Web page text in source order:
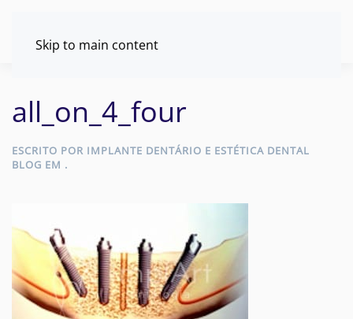
Skip to main content
all_on_4_four
ESCRITO POR IMPLANTE DENTÁRIO E ESTÉTICA DENTAL
BLOG EM .